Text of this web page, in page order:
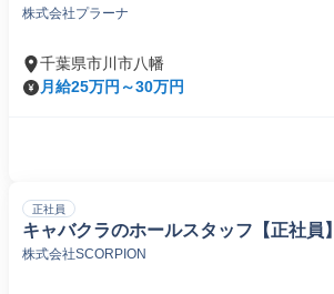
株式会社プラーナ
千葉県市川市八幡
月給25万円～30万円
正社員
キャバクラのホールスタッフ【正社員】
株式会社SCORPION